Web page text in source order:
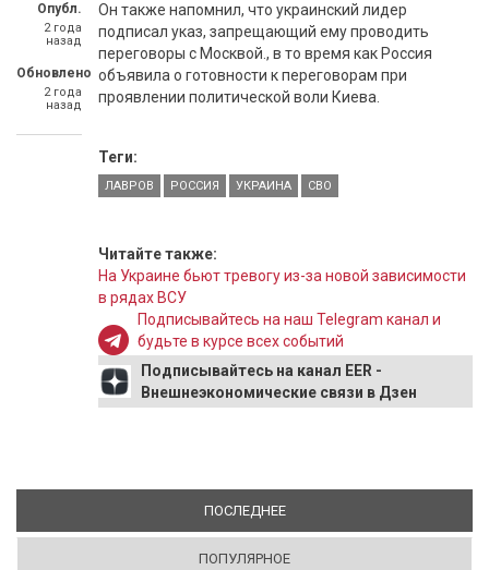
Опубл.
2 года
назад
Обновлено
2 года
назад
Он также напомнил, что украинский лидер
подписал указ, запрещающий ему проводить
переговоры с Москвой., в то время как Россия
объявила о готовности к переговорам при
проявлении политической воли Киева.
Теги:
ЛАВРОВ РОССИЯ УКРАИНА СВО
Читайте также:
На Украине бьют тревогу из-за новой зависимости
в рядах ВСУ
Подписывайтесь на наш Telegram канал и
будьте в курсе всех событий
Подписывайтесь на канал EER -
Внешнеэкономические связи в Дзен
ПОСЛЕДНЕЕ(АКТИВНАЯ ВКЛАДКА)
ПОПУЛЯРНОЕ